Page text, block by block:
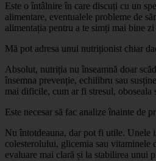
Este o întâlnire în care discuți cu un
alimentare, eventualele probleme de
alimentația pentru a te simți mai bine zi
Mă pot adresa unui nutriționist chiar
Absolut, nutriția nu înseamnă doar
însemna prevenție, echilibru sau
mai dificile, cum ar fi stresul, oboseala
Este necesar să fac analize înainte de
Nu întotdeauna, dar pot fi utile. Unele
colesterolului, glicemia sau vitaminele
evaluare mai clară și la stabilirea unui